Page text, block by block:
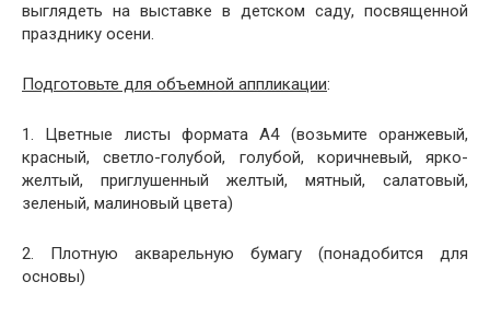
выглядеть на выставке в детском саду, посвященной
празднику осени.
Подготовьте для объемной аппликации:
1. Цветные листы формата А4 (возьмите оранжевый,
красный, светло-голубой, голубой, коричневый, ярко-
желтый, приглушенный желтый, мятный, салатовый,
зеленый, малиновый цвета)
2. Плотную акварельную бумагу (понадобится для
основы)